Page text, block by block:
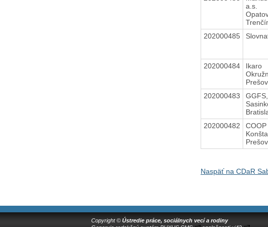
a.s.
202000485
202000484
Ikaro
Prešov
202000483
202000482
Prešov
Naspäť na CDaR
Copyright © Ústredie práce, sociálnych vecí a rodiny